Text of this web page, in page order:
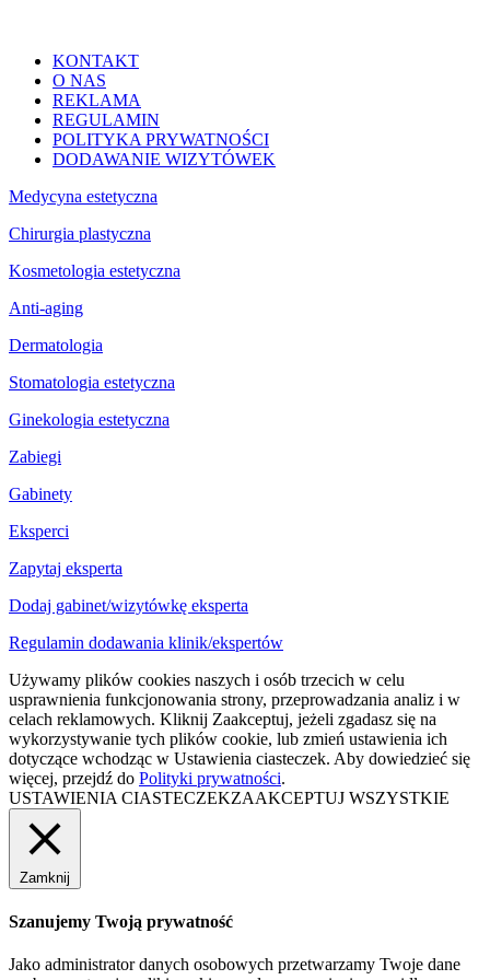
KONTAKT
O NAS
REKLAMA
REGULAMIN
POLITYKA PRYWATNOŚCI
DODAWANIE WIZYTÓWEK
Medycyna estetyczna
Chirurgia plastyczna
Kosmetologia estetyczna
Anti-aging
Dermatologia
Stomatologia estetyczna
Ginekologia estetyczna
Zabiegi
Gabinety
Eksperci
Zapytaj eksperta
Dodaj gabinet/wizytówkę eksperta
Regulamin dodawania klinik/ekspertów
Używamy plików cookies naszych i osób trzecich w celu
usprawnienia funkcjonowania strony, przeprowadzania analiz i w
celach reklamowych. Kliknij Zaakceptuj, jeżeli zgadasz się na
wykorzystywanie tych plików cookie, lub zmień ustawienia ich
dotyczące wchodząc w Ustawienia ciasteczek. Aby dowiedzieć się
więcej, przejdź do Polityki prywatności.
USTAWIENIA CIASTECZEKZAAKCEPTUJ WSZYSTKIE
Zamknij
Szanujemy Twoją prywatność
Jako administrator danych osobowych przetwarzamy Twoje dane